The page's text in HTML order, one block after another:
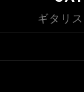
ギタリ